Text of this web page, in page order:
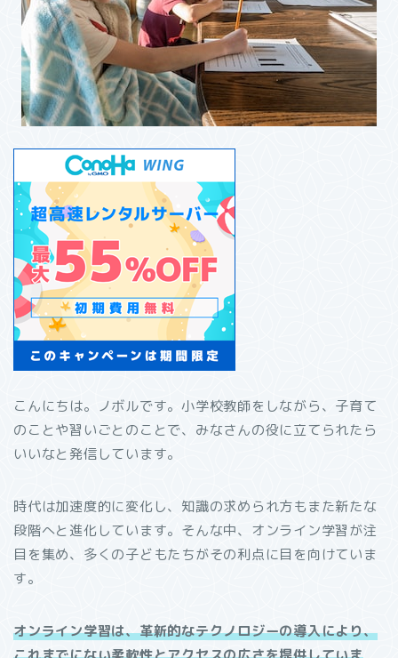
こんにちは。ノボルです。小学校教師をしながら、子育て
のことや習いごとのことで、みなさんの役に立てられたら
いいなと発信しています。
時代は加速度的に変化し、知識の求められ方もまた新たな
段階へと進化しています。そんな中、オンライン学習が注
目を集め、多くの子どもたちがその利点に目を向けていま
す。
オンライン学習は、革新的なテクノロジーの導入により、